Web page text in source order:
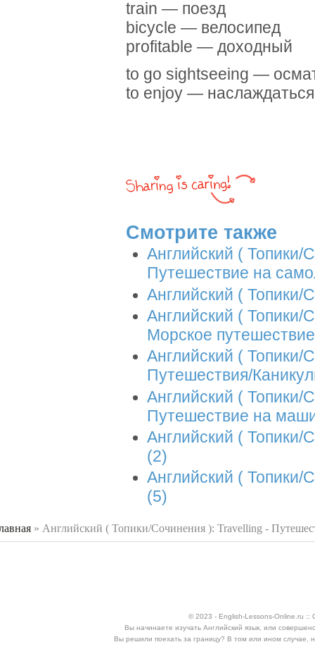
train — поезд
bicycle — велосипед
profitable — доходный
to go sightseeing —
to enjoy — наслаждаться
Смотрите также
Английский ( Топики/
Путешествие на
Английский ( Топики/
Английский ( Топики/
Морское путешествие
Английский (
Путешествия/
Английский ( Топики/
Путешествие на
Английский (
(2)
Английский (
(5)
» Английский ( Топики/Сочинения ): Travelling -
© 2023 - English-Lessons-Online.ru ::
Вы начинаете изучать Английский язык, или
Вы решили поехать за границу? В том или ином случае,